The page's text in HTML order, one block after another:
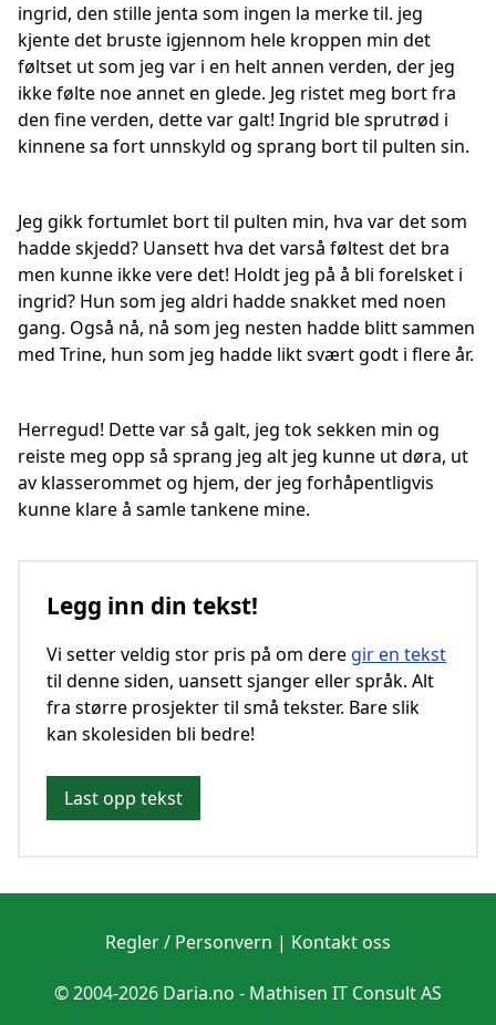
ingrid, den stille jenta som ingen la merke til. jeg
kjente det bruste igjennom hele kroppen min det
føltset ut som jeg var i en helt annen verden, der jeg
ikke følte noe annet en glede. Jeg ristet meg bort fra
den fine verden, dette var galt! Ingrid ble sprutrød i
kinnene sa fort unnskyld og sprang bort til pulten sin.
Jeg gikk fortumlet bort til pulten min, hva var det som
hadde skjedd? Uansett hva det varså føltest det bra
men kunne ikke vere det! Holdt jeg på å bli forelsket i
ingrid? Hun som jeg aldri hadde snakket med noen
gang. Også nå, nå som jeg nesten hadde blitt sammen
med Trine, hun som jeg hadde likt svært godt i flere år.
Herregud! Dette var så galt, jeg tok sekken min og
reiste meg opp så sprang jeg alt jeg kunne ut døra, ut
av klasserommet og hjem, der jeg forhåpentligvis
kunne klare å samle tankene mine.
Legg inn din tekst!
Vi setter veldig stor pris på om dere gir en tekst
til denne siden, uansett sjanger eller språk. Alt
fra større prosjekter til små tekster. Bare slik
kan skolesiden bli bedre!
Last opp tekst
Regler / Personvern | Kontakt oss
© 2004-2026 Daria.no - Mathisen IT Consult AS